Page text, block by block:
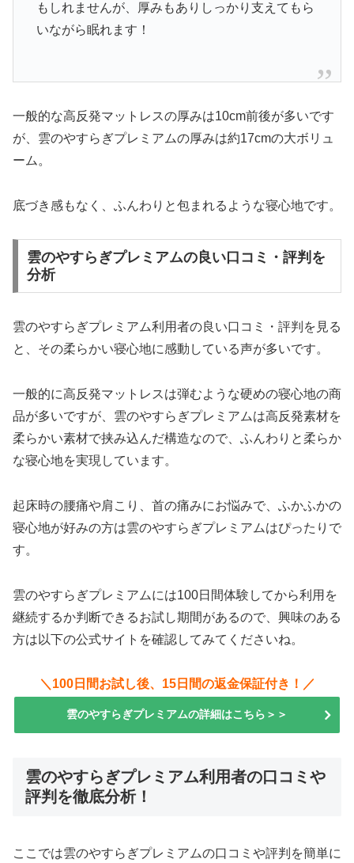
もしれませんが、厚みもありしっかり支えてもら
いながら眠れます！
一般的な高反発マットレスの厚みは10cm前後が多いです
が、雲のやすらぎプレミアムの厚みは約17cmの大ボリュ
ーム。
底づき感もなく、ふんわりと包まれるような寝心地です。
雲のやすらぎプレミアムの良い口コミ・評判を
分析
雲のやすらぎプレミアム利用者の良い口コミ・評判を見る
と、その柔らかい寝心地に感動している声が多いです。
一般的に高反発マットレスは弾むような硬めの寝心地の商
品が多いですが、雲のやすらぎプレミアムは高反発素材を
柔らかい素材で挟み込んだ構造なので、ふんわりと柔らか
な寝心地を実現しています。
起床時の腰痛や肩こり、首の痛みにお悩みで、ふかふかの
寝心地が好みの方は雲のやすらぎプレミアムはぴったりで
す。
雲のやすらぎプレミアムには100日間体験してから利用を
継続するか判断できるお試し期間があるので、興味のある
方は以下の公式サイトを確認してみてくださいね。
＼100日間お試し後、15日間の返金保証付き！／
雲のやすらぎプレミアムの詳細はこちら＞＞
雲のやすらぎプレミアム利用者の口コミや
評判を徹底分析！
ここでは雲のやすらぎプレミアムの口コミや評判を簡単に